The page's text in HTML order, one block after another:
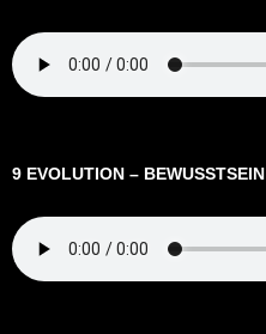
9 EVOLUTION – BEWUSSTSEIN